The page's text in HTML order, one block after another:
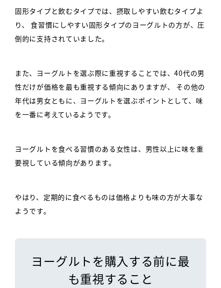
固形タイプと飲むタイプでは、摂取しやすい飲むタイプよ
り、
食習慣にしやすい固形タイプのヨーグルトの方が、圧
倒的に支持されていました。
また、ヨーグルトを選ぶ際に重視することでは、40代の男
性だけが価格を最も重視する傾向にありますが、
その他の
年代は男女ともに、ヨーグルトを選ぶポイントとして、味
を一番に考えているようです。
ヨーグルトを食べる習慣のある女性は、男性以上に味を重
要視している傾向があります。
やはり、定期的に食べるものは価格よりも味の方が大事な
ようです。
ヨーグルトを購入する前に最
も重視すること